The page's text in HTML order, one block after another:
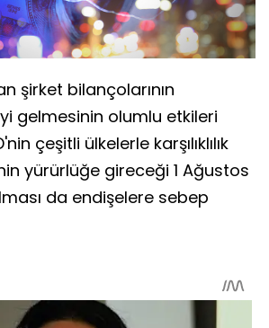
şirket bilançolarının
gelmesinin olumlu etkileri
çeşitli ülkelerle karşılıklılık
yürürlüğe gireceği 1 Ağustos
da endişelere sebep